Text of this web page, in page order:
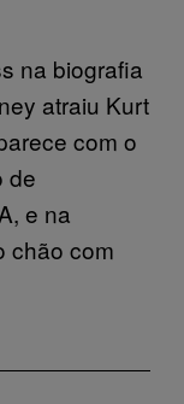
na biografia
atraiu Kurt
com o
de
e na
chão com